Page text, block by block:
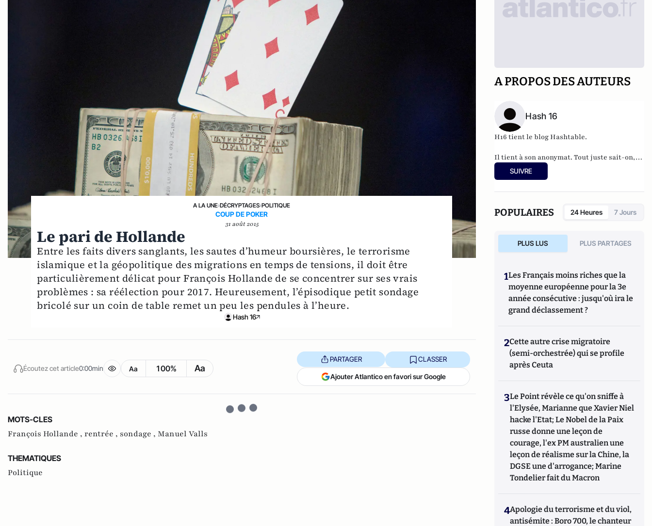
A LA UNE›DÉCRYPTAGES›POLITIQUE
COUP DE POKER
31 août 2015
Le pari de Hollande
Entre les faits divers sanglants, les sautes d’humeur boursières, le terrorisme
islamique et la géopolitique des migrations en temps de tensions, il doit être
particulièrement délicat pour François Hollande de se concentrer sur ses vrais
problèmes : sa réélection pour 2017. Heureusement, l’épisodique petit sondage
bricolé sur un coin de table remet un peu les pendules à l’heure.
Hash 16
Écoutez cet article0:00min Aa 100% Aa
PARTAGER CLASSER
Ajouter Atlantico en favori sur Google
MOTS-CLES
François Hollande , rentrée , sondage , Manuel Valls
THEMATIQUES
Politique
A PROPOS DES AUTEURS
Hash 16
H16 tient le blogHashtable.
Il tient à son anonymat. Tout juste sait-on,
qu'à 37 ans, cet informaticien à l'humour
acerbe habite en Belgique et travaille pour
documents".
SUIVRE
POPULAIRES 24 Heures 7 Jours
PLUS LUS PLUS PARTAGES
1Les Français moins riches que la
moyenne européenne pour la 3e
année consécutive : jusqu'où ira le
grand déclassement ?
2Cette autre crise migratoire
(semi-orchestrée) qui se profile
après Ceuta
3Le Point révèle ce qu'on sniffe à
l'Elysée, Marianne que Xavier Niel
hacke l'Etat; Le Nobel de la Paix
russe donne une leçon de
courage, l'ex PM australien une
leçon de réalisme sur la Chine, la
DGSE une d'arrogance; Marine
Tondelier fait du Macron
4Apologie du terrorisme et du viol,
antisémite : Boro 700, le chanteur